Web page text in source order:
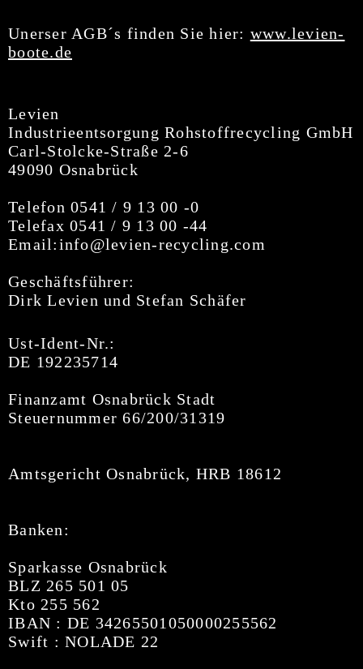
Unerser AGB´s finden Sie hier: www.levien-
boote.de
Levien
Industrieentsorgung Rohstoffrecycling GmbH
Carl-Stolcke-Straße 2-6
49090 Osnabrück
Telefon 0541 / 9 13 00 -0
Telefax 0541 / 9 13 00 -44
Email:info@levien-recycling.com
Geschäftsführer:
Dirk Levien und Stefan Schäfer
Ust-Ident-Nr.:
DE 192235714
Finanzamt Osnabrück Stadt
Steuernummer 66/200/31319
Amtsgericht Osnabrück, HRB 18612
Banken:
Sparkasse Osnabrück
BLZ 265 501 05
Kto 255 562
IBAN : DE 34265501050000255562
Swift : NOLADE 22